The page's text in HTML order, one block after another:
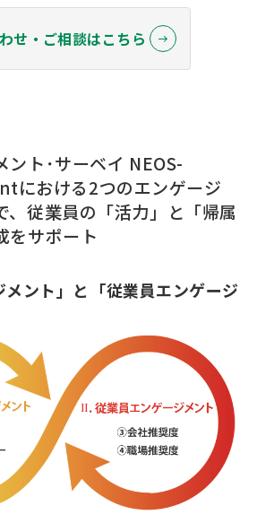
せ・ご相談はこちら
ント･サーベイ NEOS-
における2つのエンゲージ
、従業員の「活力」と「帰属
をサポート
メント」と「従業員エンゲージ